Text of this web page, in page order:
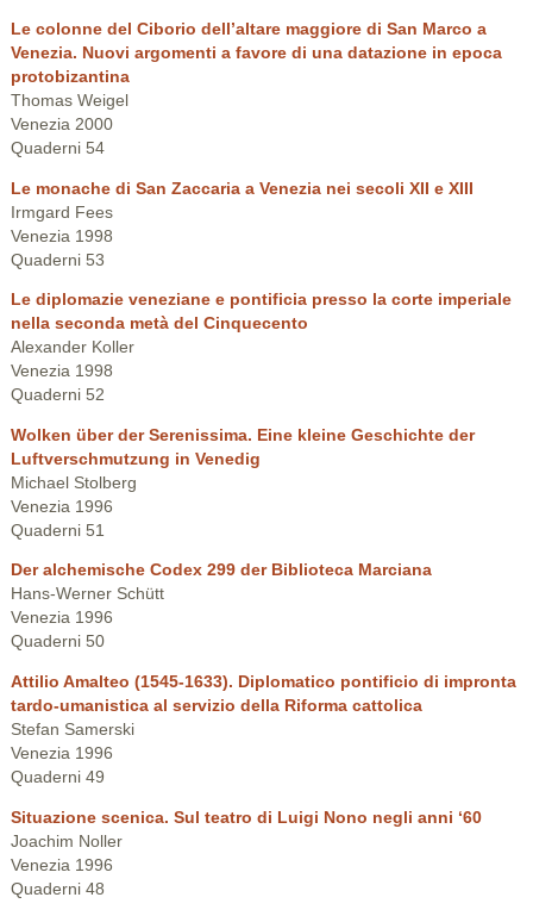
Le colonne del Ciborio dell’altare maggiore di San Marco a
Venezia. Nuovi argomenti a favore di una datazione in epoca
protobizantina
Thomas Weigel
Venezia 2000
Quaderni 54
Le monache di San Zaccaria a Venezia nei secoli XII e XIII
Irmgard Fees
Venezia 1998
Quaderni 53
Le diplomazie veneziane e pontificia presso la corte imperiale
nella seconda metà del Cinquecento
Alexander Koller
Venezia 1998
Quaderni 52
Wolken über der Serenissima. Eine kleine Geschichte der
Luftverschmutzung in Venedig
Michael Stolberg
Venezia 1996
Quaderni 51
Der alchemische Codex 299 der Biblioteca Marciana
Hans-Werner Schütt
Venezia 1996
Quaderni 50
Attilio Amalteo (1545-1633). Diplomatico pontificio di impronta
tardo-umanistica al servizio della Riforma cattolica
Stefan Samerski
Venezia 1996
Quaderni 49
Situazione scenica. Sul teatro di Luigi Nono negli anni ‘60
Joachim Noller
Venezia 1996
Quaderni 48